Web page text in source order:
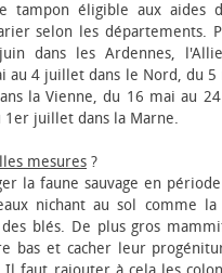
tampon éligible aux aides
selon les départements.
dans les Ardennes,
au 4 juillet dans le Nord, du
la Vienne, du 16 mai au
1er juillet dans la Marne.
mesures ?
la faune sauvage en
nichant au sol comme
blés. De plus gros
bas et cacher leur